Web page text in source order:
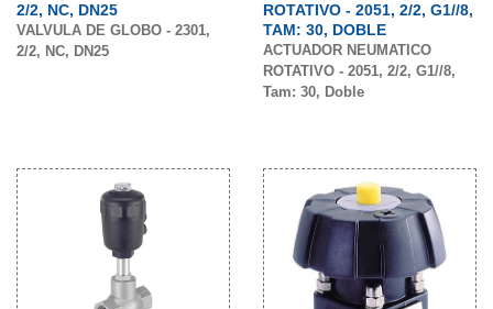
2/2, NC, DN25
VALVULA DE GLOBO - 2301,
2/2, NC, DN25
ROTATIVO - 2051, 2/2, G1//8,
TAM: 30, DOBLE
ACTUADOR NEUMATICO
ROTATIVO - 2051, 2/2, G1//8,
Tam: 30, Doble